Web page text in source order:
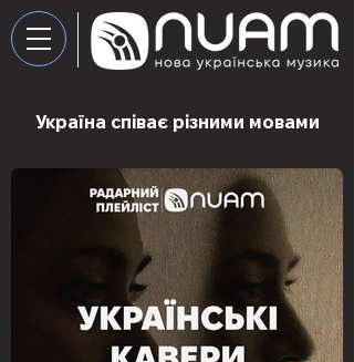
Україна співає різними мовами